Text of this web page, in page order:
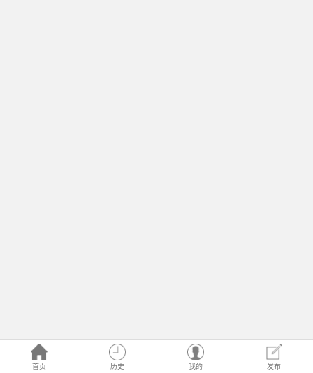
首页 历史 我的 发布